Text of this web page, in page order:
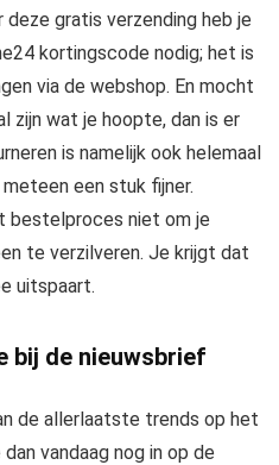
gratis verzending heb je
kortingscode nodig; het is
via de webshop. En mocht
zijn wat je hoopte, dan is er
is namelijk ook helemaal
een stuk fijner.
bestelproces niet om je
te verzilveren. Je krijgt dat
uitspaart.
bij de nieuwsbrief
de allerlaatste trends op het
vandaag nog in op de